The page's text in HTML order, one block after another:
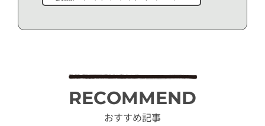
RECOMMEND
おすすめ記事